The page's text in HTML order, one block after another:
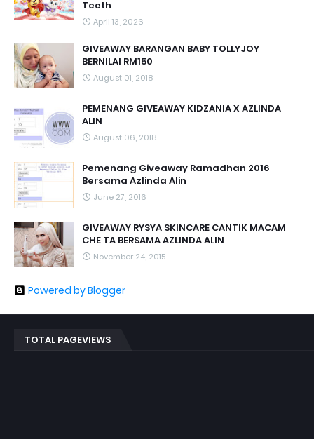
Teeth
April 13, 2026
GIVEAWAY BARANGAN BABY TOLLYJOY
BERNILAI RM150
August 01, 2018
PEMENANG GIVEAWAY KIDZANIA X AZLINDA
ALIN
August 06, 2018
Pemenang Giveaway Ramadhan 2016
Bersama Azlinda Alin
June 27, 2016
GIVEAWAY RYSYA SKINCARE CANTIK MACAM
CHE TA BERSAMA AZLINDA ALIN
November 24, 2015
Powered by Blogger
TOTAL PAGEVIEWS